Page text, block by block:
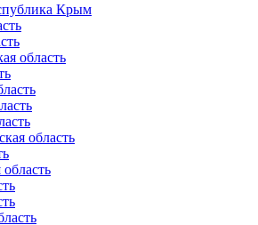
Крым
область
область